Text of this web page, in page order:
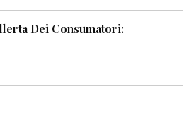
Dei Consumatori: